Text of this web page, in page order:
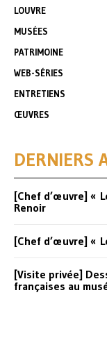
LOUVRE
MUSÉES
PATRIMOINE
WEB-SÉRIES
ENTRETIENS
ŒUVRES
DERNIERS
[Chef d’œuvre] «
Renoir
[Chef d’œuvre] «
[Visite privée]
françaises au